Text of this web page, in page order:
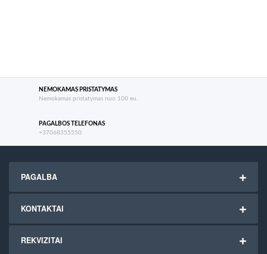
NEMOKAMAS PRISTATYMAS
Nemokamas pristatymas nuo 100 eu.
PAGALBOS TELEFONAS
+37068355550
PAGALBA
KONTAKTAI
REKVIZITAI